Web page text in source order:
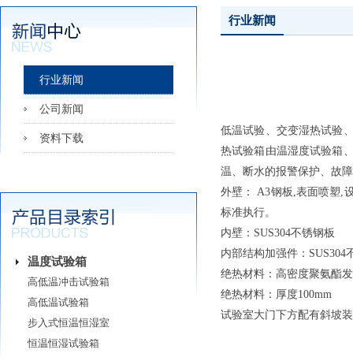
行业新闻
公司新闻
资料下载
温度试验箱
高低温冲击试验箱
高低温试验箱
步入式恒温恒湿室
恒温恒湿试验箱
行业新闻
低温试验、交变湿热试验
热试验箱由温湿度试验箱
温、断水的报警保护、故
外壁： A3钢板,表面喷塑,
标准执行。
内壁：SUS304不锈钢板
内部结构加强件：SUS304
绝热材料：高密度聚氨酯
绝热材料：厚度100mm
试验室大门下方配有斜坡